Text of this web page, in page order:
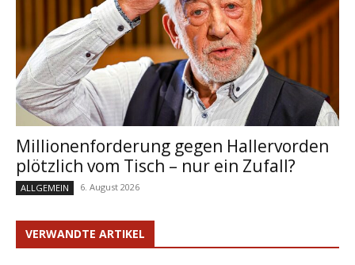
Millionenforderung gegen Hallervorden
plötzlich vom Tisch – nur ein Zufall?
ALLGEMEIN 6. August 2026
VERWANDTE ARTIKEL